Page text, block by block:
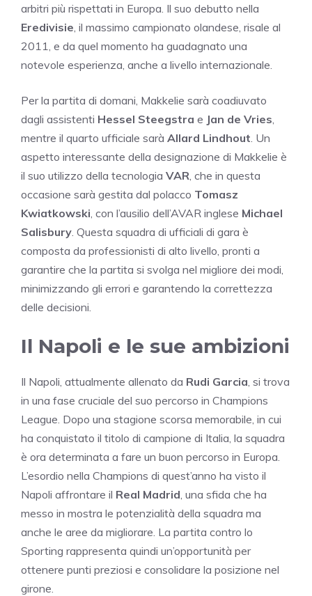
arbitri più rispettati in Europa. Il suo debutto nella
Eredivisie , il massimo campionato olandese, risale al
2011, e da quel momento ha guadagnato una
notevole esperienza, anche a livello internazionale.
Per la partita di domani, Makkelie sarà coadiuvato
dagli assistenti Hessel Steegstra e Jan de Vries
mentre il quarto ufficiale sarà Allard Lindhout . Un
aspetto interessante della designazione di Makkelie è
il suo utilizzo della tecnologia VAR , che in questa
occasione sarà gestita dal polacco Tomasz
Kwiatkowski , con l’ausilio dell’AVAR inglese Michael
Salisbury . Questa squadra di ufficiali di gara è
composta da professionisti di alto livello, pronti a
garantire che la partita si svolga nel migliore dei modi,
minimizzando gli errori e garantendo la correttezza
delle decisioni.
Il Napoli e le sue ambizioni
Il Napoli, attualmente allenato da Rudi Garcia , si trova
in una fase cruciale del suo percorso in Champions
League. Dopo una stagione scorsa memorabile, in cui
ha conquistato il titolo di campione di Italia, la squadra
è ora determinata a fare un buon percorso in Europa.
L’esordio nella Champions di quest’anno ha visto il
Napoli affrontare il Real Madrid , una sfida che ha
messo in mostra le potenzialità della squadra ma
anche le aree da migliorare. La partita contro lo
Sporting rappresenta quindi un’opportunità per
ottenere punti preziosi e consolidare la posizione nel
girone.